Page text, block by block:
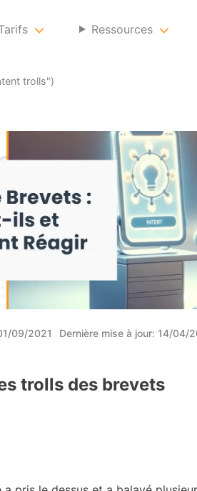
Ressources
trolls")
09/2021 Dernière mise à jour: 14/04/
trolls des brevets